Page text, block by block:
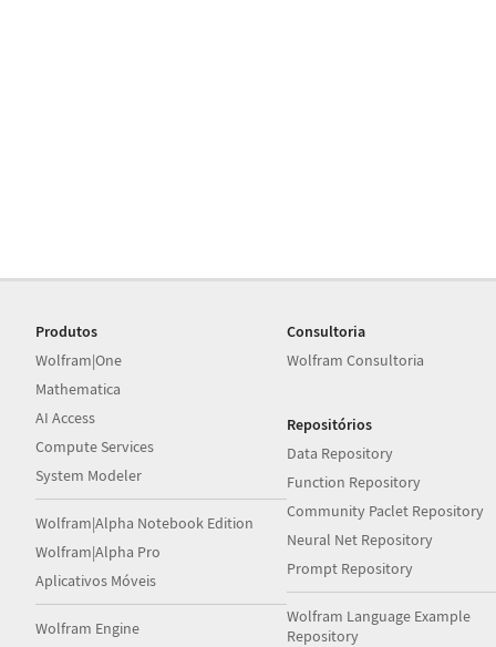
Produtos
Wolfram|One
Mathematica
AI Access
Compute Services
System Modeler
Wolfram|Alpha Notebook Edition
Wolfram|Alpha Pro
Aplicativos Móveis
Wolfram Engine
Consultoria
Wolfram Consultoria
Repositórios
Data Repository
Function Repository
Community Paclet Repository
Neural Net Repository
Prompt Repository
Wolfram Language Example
Repository